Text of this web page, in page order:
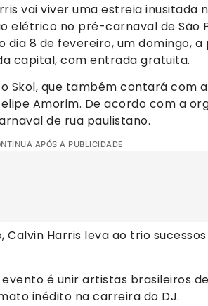
vai viver uma estreia inusitada
elétrico no pré-carnaval de São
8 de fevereiro, um domingo, a
capital, com entrada gratuita.
Skol, que também contará com
Amorim. De acordo com a
de rua paulistano.
APÓS A PUBLICIDADE
Calvin Harris leva ao trio
é unir artistas brasileiros
inédito na carreira do DJ.